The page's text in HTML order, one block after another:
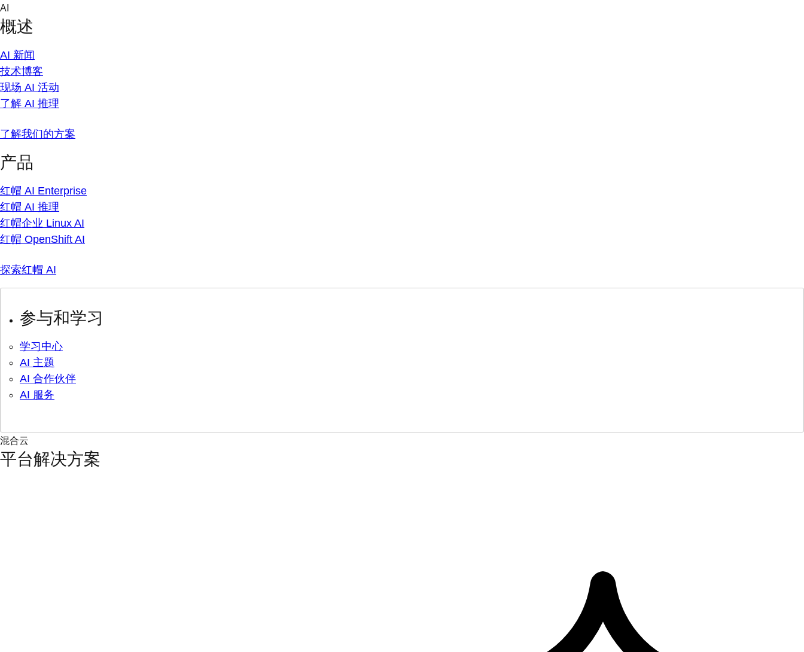
Skip
content
AI
概述
AI 新闻
技术博客
现场 AI 活动
了解 AI 推理
了解我们的方案
产品
红帽 AI Enterprise
红帽 AI 推理
红帽企业 Linux AI
红帽 OpenShift AI
探索红帽 AI
参与和学习
学习中心
AI 主题
AI 合作伙伴
AI 服务
混合云
平台解决方案